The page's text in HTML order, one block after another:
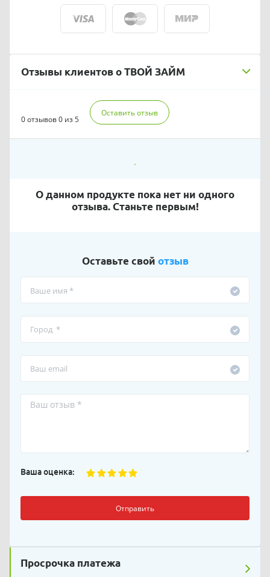
Отзывы клиентов о ТВОЙ ЗАЙМ
0 отзывов0 из 5
Оставить отзыв
О данном продукте пока нет ни одного
отзыва. Станьте первым!
Оставьте свой отзыв
Ваша оценка:
Отправить
Просрочка платежа